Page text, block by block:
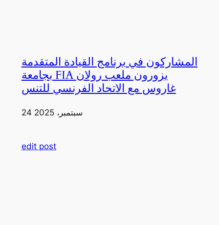
المشاركون في برنامج القيادة المتقدمة
بجامعة FIA يزورون ملعب رولان
غاروس مع الاتحاد الفرنسي للتنس
24 سبتمبر، 2025
edit post